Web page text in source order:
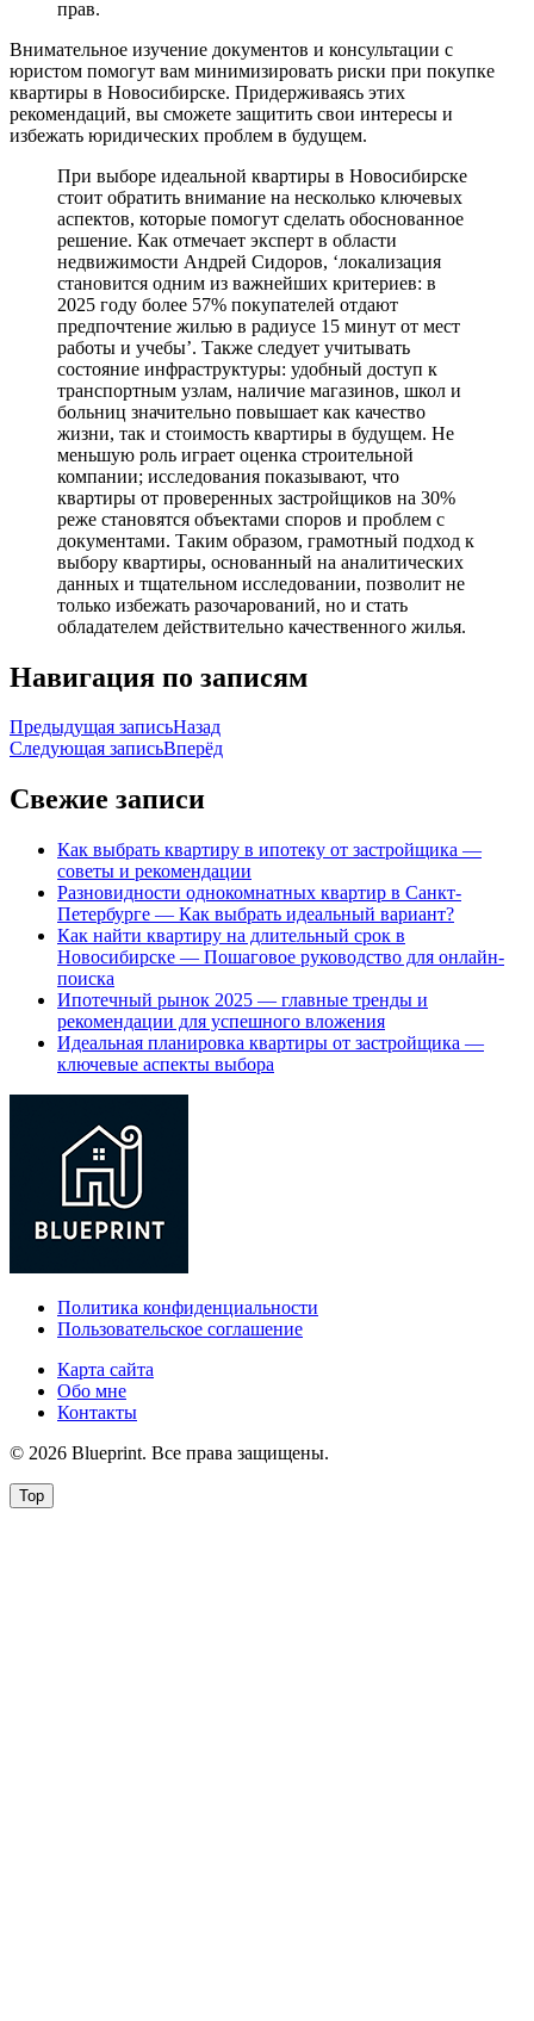
прав.
Внимательное изучение документов и консультации с
юристом помогут вам минимизировать риски при покупке
квартиры в Новосибирске. Придерживаясь этих
рекомендаций, вы сможете защитить свои интересы и
избежать юридических проблем в будущем.
При выборе идеальной квартиры в Новосибирске
стоит обратить внимание на несколько ключевых
аспектов, которые помогут сделать обоснованное
решение. Как отмечает эксперт в области
недвижимости Андрей Сидоров, ‘локализация
становится одним из важнейших критериев: в
2025 году более 57% покупателей отдают
предпочтение жилью в радиусе 15 минут от мест
работы и учебы’. Также следует учитывать
состояние инфраструктуры: удобный доступ к
транспортным узлам, наличие магазинов, школ и
больниц значительно повышает как качество
жизни, так и стоимость квартиры в будущем. Не
меньшую роль играет оценка строительной
компании; исследования показывают, что
квартиры от проверенных застройщиков на 30%
реже становятся объектами споров и проблем с
документами. Таким образом, грамотный подход к
выбору квартиры, основанный на аналитических
данных и тщательном исследовании, позволит не
только избежать разочарований, но и стать
обладателем действительно качественного жилья.
Навигация по записям
Предыдущая записьНазад
Следующая записьВперёд
Свежие записи
Как выбрать квартиру в ипотеку от застройщика —
советы и рекомендации
Разновидности однокомнатных квартир в Санкт-
Петербурге — Как выбрать идеальный вариант?
Как найти квартиру на длительный срок в
Новосибирске — Пошаговое руководство для онлайн-
поиска
Ипотечный рынок 2025 — главные тренды и
рекомендации для успешного вложения
Идеальная планировка квартиры от застройщика —
ключевые аспекты выбора
Политика конфиденциальности
Пользовательское соглашение
Карта сайта
Обо мне
Контакты
© 2026 Blueprint. Все права защищены.
Top